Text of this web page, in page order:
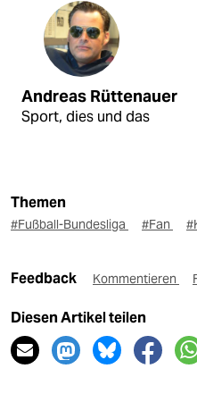
Andreas Rüttenauer
Sport, dies und das
Themen
#Fußball-Bundesliga #Fan
Feedback Kommentieren
Diesen Artikel teilen